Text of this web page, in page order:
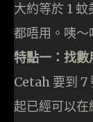
大約等於 1
都唔用。咦～
特點一：找數
Cetah 要到 7
起已經可以在